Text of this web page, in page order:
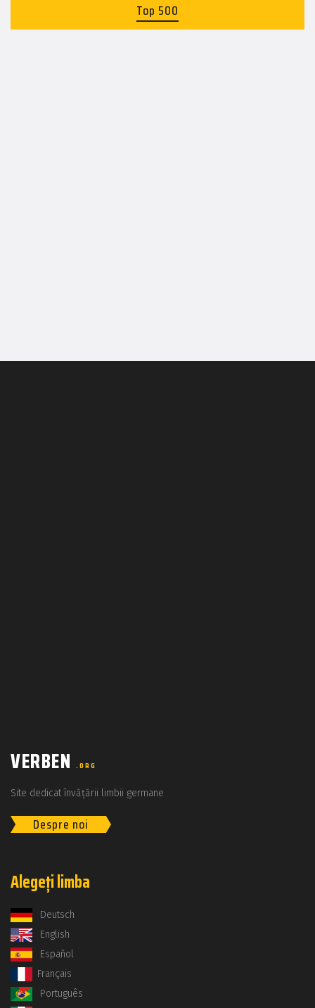
Top 500
VERBEN .ORG
Site dedicat învățării limbii germane
Despre noi
Alegeți limba
Deutsch
English
Español
Français
Português